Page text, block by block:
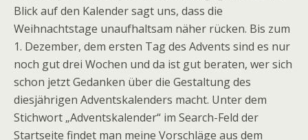
Blick auf den Kalender sagt uns, dass die
Weihnachtstage unaufhaltsam näher rücken. Bis zum
1. Dezember, dem ersten Tag des Advents sind es nur
noch gut drei Wochen und da ist gut beraten, wer sich
schon jetzt Gedanken über die Gestaltung des
diesjährigen Adventskalenders macht. Unter dem
Stichwort „Adventskalender“ im Search-Feld der
Startseite findet man meine Vorschläge aus dem